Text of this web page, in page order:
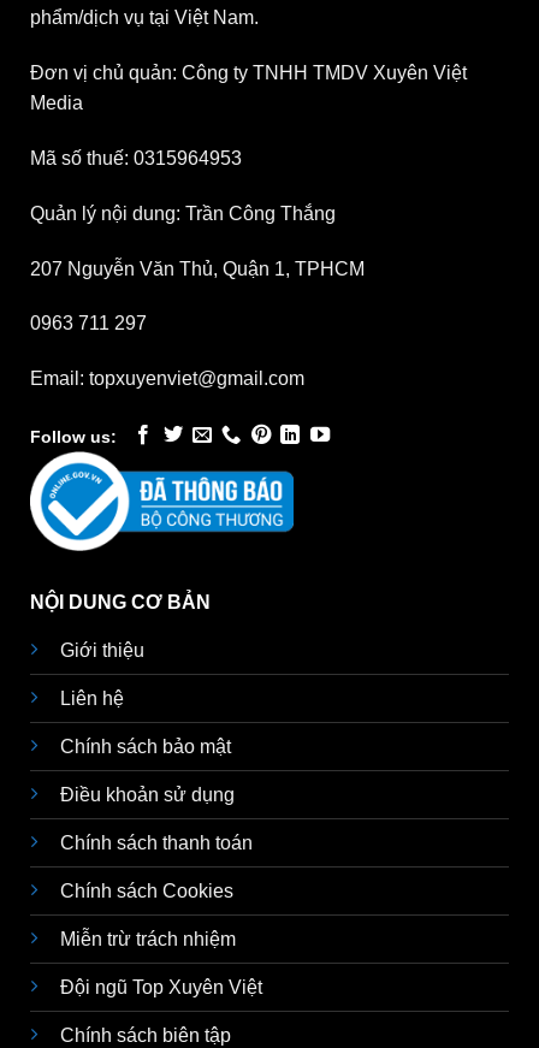
phẩm/dịch vụ tại Việt Nam.
Đơn vị chủ quản: Công ty TNHH TMDV Xuyên Việt
Media
Mã số thuế: 0315964953
Quản lý nội dung: Trần Công Thắng
207 Nguyễn Văn Thủ, Quận 1, TPHCM
0963 711 297
Email: topxuyenviet@gmail.com
Follow us:
NỘI DUNG CƠ BẢN
Giới thiệu
Liên hệ
Chính sách bảo mật
Điều khoản sử dụng
Chính sách thanh toán
Chính sách Cookies
Miễn trừ trách nhiệm
Đội ngũ Top Xuyên Việt
Chính sách biên tập